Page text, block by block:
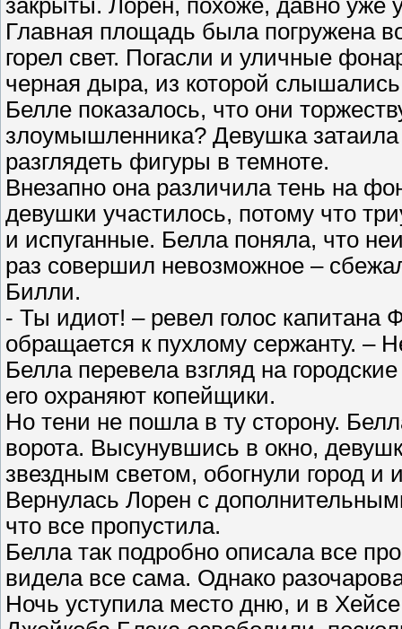
закрыты. Лорен, похоже, давно
Главная площадь была погружена
горел свет. Погасли и уличные
черная дыра, из которой слышались
Белле показалось, что они
злоумышленника? Девушка
разглядеть фигуры в темноте.
Внезапно она различила тень на
девушки участилось, потому что
и испуганные. Белла поняла, что
раз совершил невозможное –
Билли.
- Ты идиот! – ревел голос капитана
обращается к пухлому сержанту. –
Белла перевела взгляд на
его охраняют копейщики.
Но тени не пошла в ту сторону.
ворота. Высунувшись в окно,
звездным светом, обогнули город
Вернулась Лорен с
что все пропустила.
Белла так подробно описала все
видела все сама. Однако
Ночь уступила место дню, и в